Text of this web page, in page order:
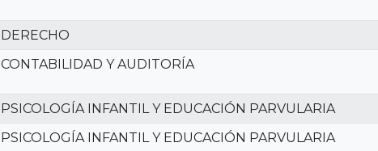
DERECHO
CONTABILIDAD Y AUDITORÍA
PSICOLOGÍA INFANTIL Y EDUCACIÓN PARVULARIA
PSICOLOGÍA INFANTIL Y EDUCACIÓN PARVULARIA